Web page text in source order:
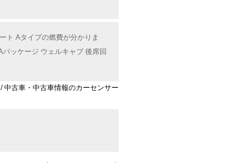
ト Aタイプの燃費が分かりま
ッケージ ウェルキャブ 後席回
中古車・中古車情報のカーセンサー